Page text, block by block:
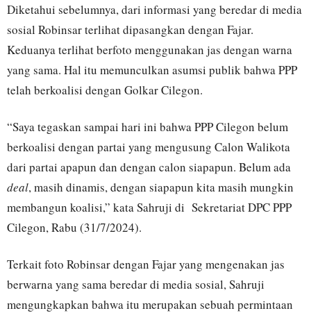
Diketahui sebelumnya, dari informasi yang beredar di media
sosial Robinsar terlihat dipasangkan dengan Fajar.
Keduanya terlihat berfoto menggunakan jas dengan warna
yang sama. Hal itu memunculkan asumsi publik bahwa PPP
telah berkoalisi dengan Golkar Cilegon.
“Saya tegaskan sampai hari ini bahwa PPP Cilegon belum
berkoalisi dengan partai yang mengusung Calon Walikota
dari partai apapun dan dengan calon siapapun. Belum ada
deal, masih dinamis, dengan siapapun kita masih mungkin
membangun koalisi,” kata Sahruji di Sekretariat DPC PPP
Cilegon, Rabu (31/7/2024).
Terkait foto Robinsar dengan Fajar yang mengenakan jas
berwarna yang sama beredar di media sosial, Sahruji
mengungkapkan bahwa itu merupakan sebuah permintaan